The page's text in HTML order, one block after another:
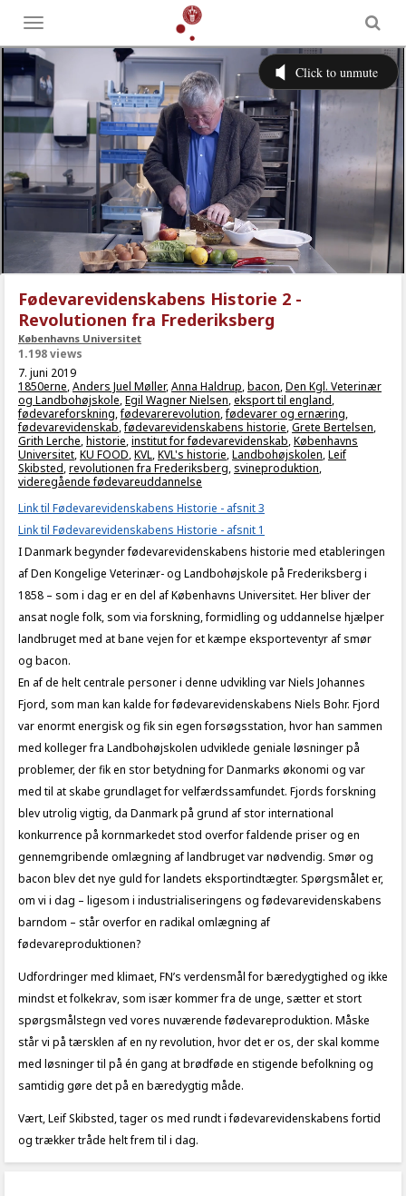
Toggle
menu
Fødevarevidenskabens Historie 2 -
Revolutionen fra Frederiksberg
Københavns Universitet
1.198 views
7. juni 2019
1850erne,Anders Juel Møller,Anna Haldrup,bacon,Den Kgl. Veterinær
og Landbohøjskole,Egil Wagner Nielsen,eksport til england,
fødevareforskning,fødevarerevolution,fødevarer og ernæring,
fødevarevidenskab,fødevarevidenskabens historie,Grete Bertelsen,
Grith Lerche,historie,institut for fødevarevidenskab,Københavns
Universitet,KU FOOD,KVL,KVL's historie,Landbohøjskolen,Leif
Skibsted,revolutionen fra Frederiksberg, svineproduktion,
videregående fødevareuddannelse
Link til Fødevarevidenskabens Historie - afsnit 3
Link til Fødevarevidenskabens Historie - afsnit 1
I Danmark begynder fødevarevidenskabens historie med etableringen
af Den Kongelige Veterinær- og Landbohøjskole på Frederiksberg i
1858 – som i dag er en del af Københavns Universitet. Her bliver der
ansat nogle folk, som via forskning, formidling og uddannelse hjælper
landbruget med at bane vejen for et kæmpe eksporteventyr af smør
og bacon.
En af de helt centrale personer i denne udvikling var Niels Johannes
Fjord, som man kan kalde for fødevarevidenskabens Niels Bohr. Fjord
var enormt energisk og fik sin egen forsøgsstation, hvor han sammen
med kolleger fra Landbohøjskolen udviklede geniale løsninger på
problemer, der fik en stor betydning for Danmarks økonomi og var
med til at skabe grundlaget for velfærdssamfundet. Fjords forskning
blev utrolig vigtig, da Danmark på grund af stor international
konkurrence på kornmarkedet stod overfor faldende priser og en
gennemgribende omlægning af landbruget var nødvendig. Smør og
bacon blev det nye guld for landets eksportindtægter. Spørgsmålet er,
om vi i dag – ligesom i industrialiseringens og fødevarevidenskabens
barndom – står overfor en radikal omlægning af
fødevareproduktionen?
Udfordringer med klimaet, FN’s verdensmål for bæredygtighed og ikke
mindst et folkekrav, som især kommer fra de unge, sætter et stort
spørgsmålstegn ved vores nuværende fødevareproduktion. Måske
står vi på tærsklen af en ny revolution, hvor det er os, der skal komme
med løsninger til på én gang at brødføde en stigende befolkning og
samtidig gøre det på en bæredygtig måde.
Vært, Leif Skibsted, tager os med rundt i fødevarevidenskabens fortid
og trækker tråde helt frem til i dag.